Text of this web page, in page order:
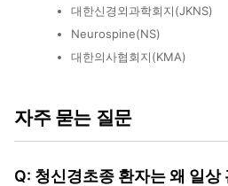
대한신경외과학회지(JKNS)
Neurospine(NS)
대한의사협회지(KMA)
자주 묻는 질문
Q: 청신경초종 환자는 왜 일상